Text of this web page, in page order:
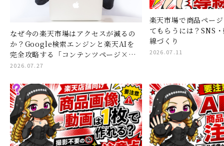
なぜ今の楽天市場はアクセスが減るの
か？Google検索エンジンと楽天AIを
完全攻略する「コンテンツページ×シ
ョート動画」集客の全貌
2026.07.27
楽天市場で商品ペー
てもらうには？SNS
線づくり
2026.07.11